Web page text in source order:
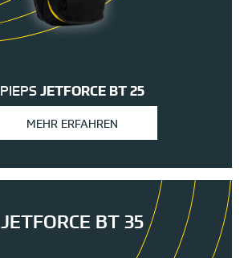
PIEPSJETFORCE BT 25
MEHR ERFAHREN
JETFORCE BT 35